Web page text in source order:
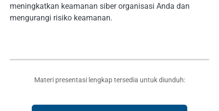
meningkatkan keamanan siber organisasi Anda dan
mengurangi risiko keamanan.
Materi presentasi lengkap tersedia untuk diunduh: